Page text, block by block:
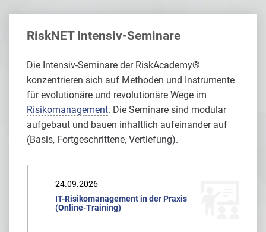
RiskNET Intensiv-Seminare
Die Intensiv-Seminare der RiskAcademy®
konzentrieren sich auf Methoden und Instrumente
für evolutionäre und revolutionäre Wege im
Risikomanagement. Die Seminare sind modular
aufgebaut und bauen inhaltlich aufeinander auf
(Basis, Fortgeschrittene, Vertiefung).
24.09.2026
IT-Risikomanagement in der Praxis
(Online-Training)